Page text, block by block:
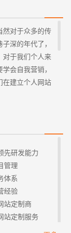
然对于众多的传
深的年代了，
对于我们个人来
会自我营销，
在建立个人网站
定网站的类
围绕着类型去进
先研发能力
管理
体系
经验
站定制商
站定制服务
3万-5万 5万-8万